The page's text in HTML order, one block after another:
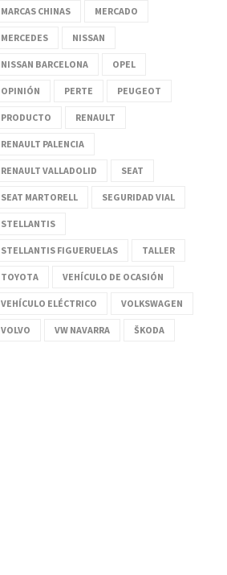
MARCAS CHINAS MERCADO
MERCEDES NISSAN
NISSAN BARCELONA OPEL
OPINIÓN PERTE PEUGEOT
PRODUCTO RENAULT
RENAULT PALENCIA
RENAULT VALLADOLID SEAT
SEAT MARTORELL SEGURIDAD VIAL
STELLANTIS
STELLANTIS FIGUERUELAS TALLER
TOYOTA VEHÍCULO DE OCASIÓN
VEHÍCULO ELÉCTRICO VOLKSWAGEN
VOLVO VW NAVARRA ŠKODA